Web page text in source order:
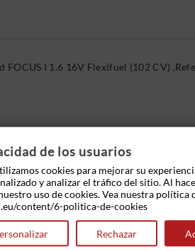
I 1.6 16V Flexifuel (102 CV)
de los usuarios
cookies para mejorar su
y analizar el tráfico del sitio. Al
uso de cookies. Vea nuestra política
content/6-politica-de-cookies
Rechazar